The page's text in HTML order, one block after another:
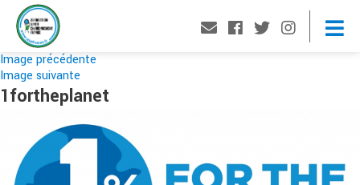
Image précédente
Image suivante
1fortheplanet